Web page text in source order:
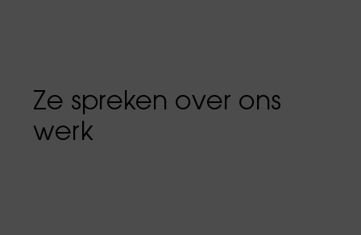
Ze spreken over ons
werk